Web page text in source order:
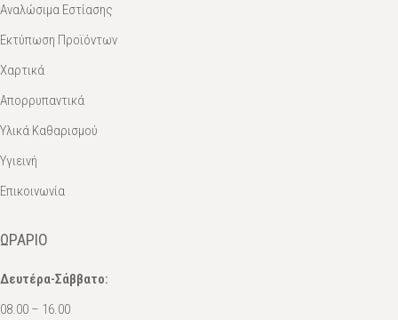
Αναλώσιμα Εστίασης
Εκτύπωση Προϊόντων
Χαρτικά
Απορρυπαντικά
Υλικά Καθαρισμού
Υγιεινή
Επικοινωνία
ΩΡΆΡΙΟ
Δευτέρα-Σάββατο:
08.00 – 16.00